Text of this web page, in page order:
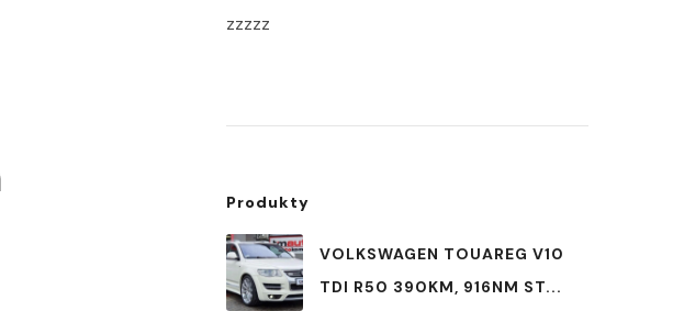
zzzzz
Produkty
VOLKSWAGEN TOUAREG V10
TDI R50 390KM, 916NM ST...